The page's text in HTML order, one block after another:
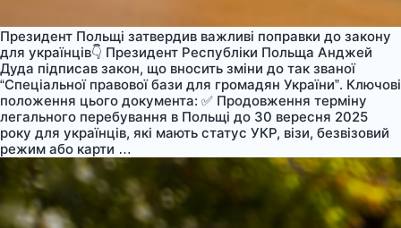
Президент Польщі затвердив важливі поправки до закону
для українців👇 Президент Республіки Польща Анджей
Дуда підписав закон, що вносить зміни до так званої
“Спеціальної правової бази для громадян України”. Ключові
положення цього документа: ✅ Продовження терміну
легального перебування в Польщі до 30 вересня 2025
року для українців, які мають статус УКР, візи, безвізовий
режим або карти …
спецзаконі